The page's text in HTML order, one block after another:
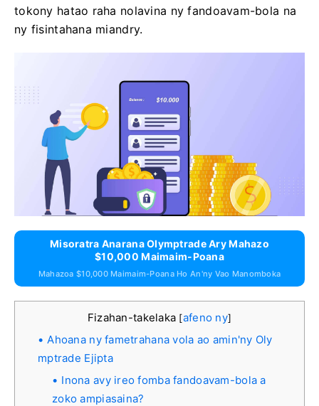
tokony hatao raha nolavina ny fandoavam-bola na
ny fisintahana miandry.
Misoratra Anarana Olymptrade Ary Mahazo
$10,000 Maimaim-Poana
Mahazoa $10,000 Maimaim-Poana Ho An'ny Vao Manomboka
Fizahan-takelaka [afeno ny]
Ahoana ny fametrahana vola ao amin'ny Oly
mptrade Ejipta
Inona avy ireo fomba fandoavam-bola a
zoko ampiasaina?